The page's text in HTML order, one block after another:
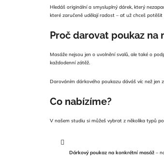
Hledáš originální a smysluplný dárek, který
které zaručeně udělají radost – ať už chceš
Proč darovat poukaz na
Masáže nejsou jen o uvolnění svalů, ale také o
každodenní zátěž.
Darováním dárkového poukazu dáváš víc než jen
Co nabízíme?
V našem studiu si můžeš vybrat z několika typů
Dárkový poukaz na konkrétní masáž –